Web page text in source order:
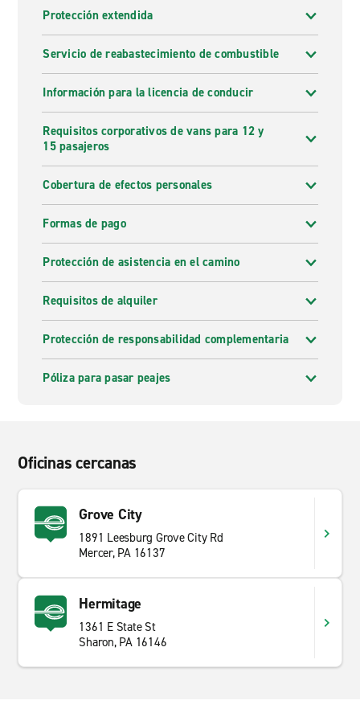
Protección extendida
Servicio de reabastecimiento de combustible
Información para la licencia de conducir
Requisitos corporativos de vans para 12 y
15 pasajeros
Cobertura de efectos personales
Formas de pago
Protección de asistencia en el camino
Requisitos de alquiler
Protección de responsabilidad complementaria
Póliza para pasar peajes
Oficinas cercanas
Grove City
1891 Leesburg Grove City Rd
Mercer, PA 16137
Hermitage
1361 E State St
Sharon, PA 16146